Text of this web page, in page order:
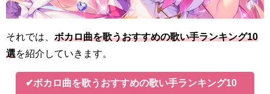
それでは、 ボカロ曲を歌うおすすめの歌い手ランキング10
選を紹介していきます。
✔ボカロ曲を歌うおすすめの歌い手ランキング10